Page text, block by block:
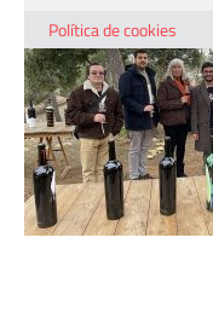
Política de cookies